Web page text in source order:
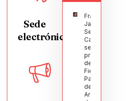
Sede
electrónica
Francisco
Javier
Segura
Castellanos
será el
pregonero
de las
Fiestas
Patronales
de
Argamasilla